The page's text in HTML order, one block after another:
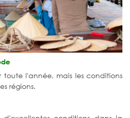
toute l'année, mais les conditions
régions.